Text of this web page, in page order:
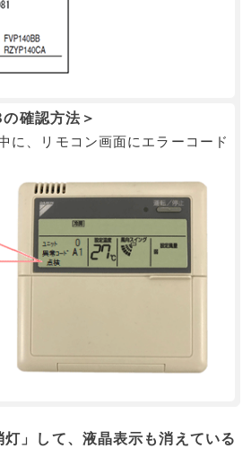
確認方法＞
に、リモコン画面にエラーコード
」して、液晶表示も消えている